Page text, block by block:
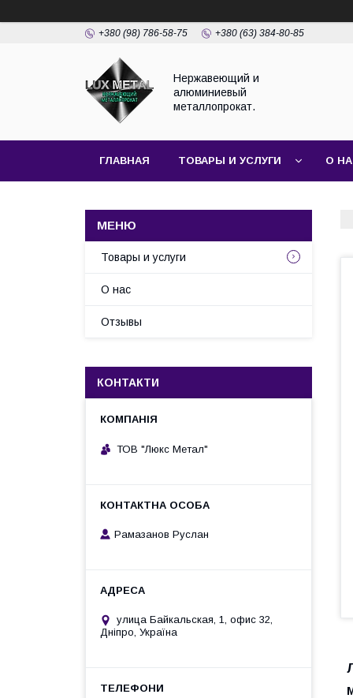
+380 (98) 786-58-75 +380 (63) 384-80-85
Нержавеющий и
алюминиевый
металлопрокат.
ГЛАВНАЯ ТОВАРЫ И УСЛУГИ О
Товары и услуги
О нас
Отзывы
КОНТАКТИ
ТОВ "Люкс Метал"
Рамазанов Руслан
улица Байкальская, 1, офис 32,
Дніпро, Україна